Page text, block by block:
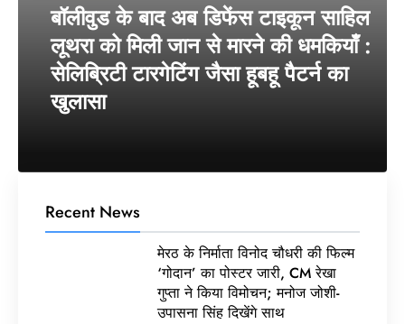
बॉलीवुड के बाद अब डिफेंस टाइकून साहिल
लूथरा को मिली जान से मारने की धमकियाँ :
सेलिब्रिटी टारगेटिंग जैसा हूबहू पैटर्न का
खुलासा
Recent News
मेरठ के निर्माता विनोद चौधरी की फिल्म
‘गोदान’ का पोस्टर जारी, CM रेखा
गुप्ता ने किया विमोचन; मनोज जोशी-
उपासना सिंह दिखेंगे साथ